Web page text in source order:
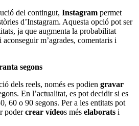
del contingut, Instagram permet
d’Instagram. Aquesta opció pot ser
ja que augmenta la probabilitat
i aconseguir m’agrades, comentaris i
segons
dels reels, només es podien gravar
En l’actualitat, es pot decidir si es
60 o 90 segons. Per a les entitats pot
podercrear vídeos més elaborats i